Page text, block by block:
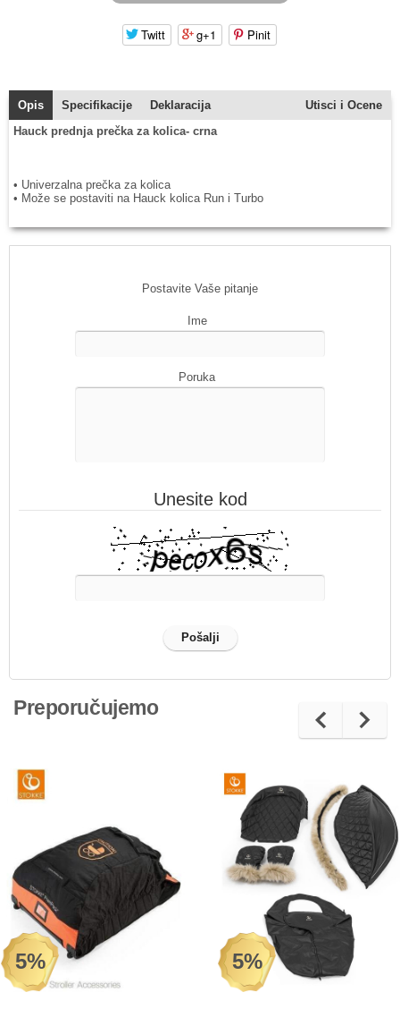
Twitt g+1 Pinit
Opis Specifikacije Deklaracija
Utisci i Ocene
Hauck prednja prečka za kolica- crna
• Univerzalna prečka za kolica
• Može se postaviti na Hauck kolica Run i Turbo
Postavite Vaše pitanje
Ime
Poruka
Unesite kod
Preporučujemo
5% 5%